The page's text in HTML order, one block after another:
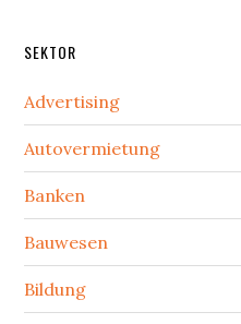
SEKTOR
Advertising
Autovermietung
Banken
Bauwesen
Bildung